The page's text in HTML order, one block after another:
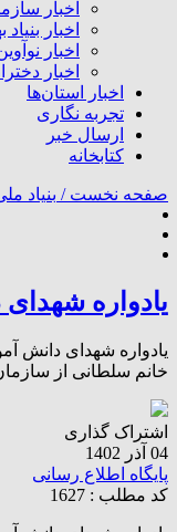
اخبار
اخبار
اخبار
اخبار
اخبار استان‌ها
تجربه نگاری
ارسال خبر
کتابخانه
صفحه نخست / بنیاد
یادواره
خانم سلطانی از
اشتراک گذاری
04 آذر 1402
پایگاه اطلاع رسانی
کد مطلب : 1627